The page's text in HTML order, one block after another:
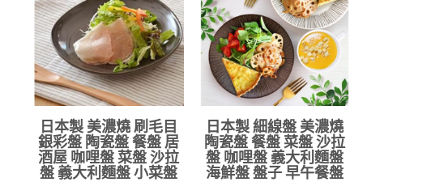
日本製 美濃燒 刷毛目
銀彩盤 陶瓷盤 餐盤 居
酒屋 咖哩盤 菜盤 沙拉
盤 義大利麵盤 小菜盤
日本製 細線盤 美濃燒
陶瓷盤 餐盤 菜盤 沙拉
盤 咖哩盤 義大利麵盤
海鮮盤 盤子 早午餐盤